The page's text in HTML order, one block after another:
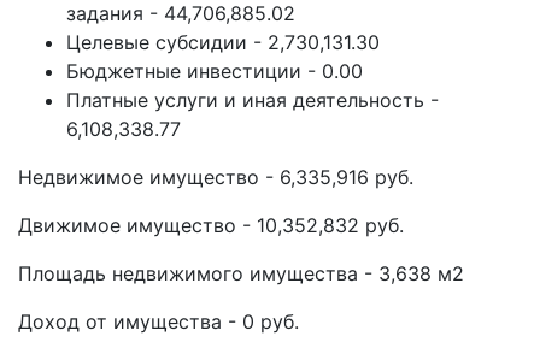
задания - 44,706,885.02
Целевые субсидии - 2,730,131.30
Бюджетные инвестиции - 0.00
Платные услуги и иная деятельность -
6,108,338.77
Недвижимое имущество - 6,335,916 руб.
Движимое имущество - 10,352,832 руб.
Площадь недвижимого имущества - 3,638 м2
Доход от имущества - 0 руб.